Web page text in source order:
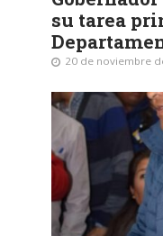
su tarea
20 de noviembre